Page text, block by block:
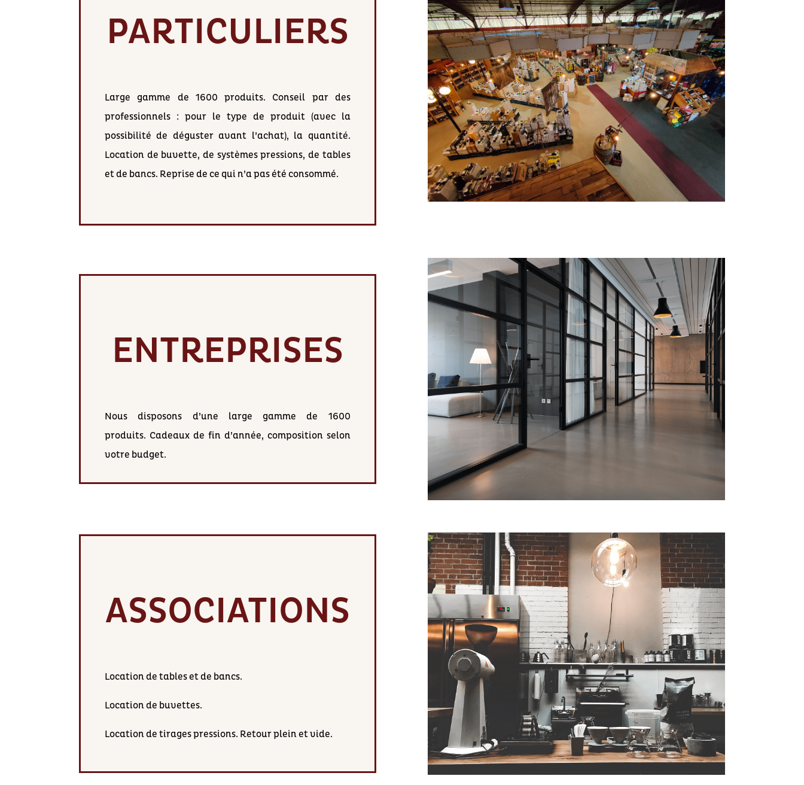
PARTICULIERS
Large gamme de 1600 produits. Conseil par des
professionnels : pour le type de produit (avec la
possibilité de déguster avant l’achat), la quantité.
Location de buvette, de systèmes pressions, de tables
et de bancs. Reprise de ce qui n’a pas été consommé.
ENTREPRISES
Nous disposons d’une large gamme de 1600
produits. Cadeaux de fin d’année, composition selon
votre budget.
ASSOCIATIONS
Location de tables et de bancs.
Location de buvettes.
Location de tirages pressions. Retour plein et vide.